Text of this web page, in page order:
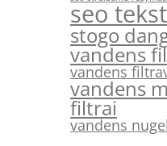
seo
stogo
vandens
vandens
vandens
filtrai
vandens